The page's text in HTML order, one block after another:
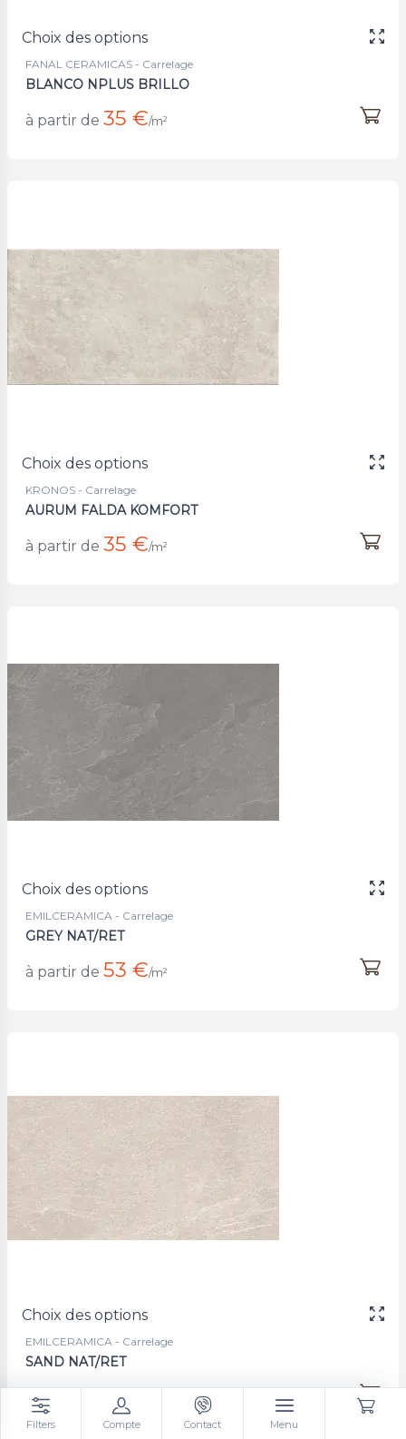
Choix des options
FANAL CERAMICAS - Carrelage
BLANCO NPLUS BRILLO
à partir de 35 €/m²
Choix des options
KRONOS - Carrelage
AURUM FALDA KOMFORT
à partir de 35 €/m²
Choix des options
EMILCERAMICA - Carrelage
GREY NAT/RET
à partir de 53 €/m²
Choix des options
EMILCERAMICA - Carrelage
SAND NAT/RET
à partir de 53 €
Filters Compte Contact Menu